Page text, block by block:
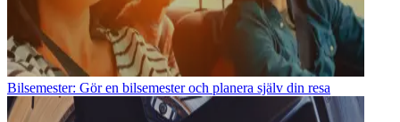
Bilsemester: Gör en bilsemester och planera själv din resa